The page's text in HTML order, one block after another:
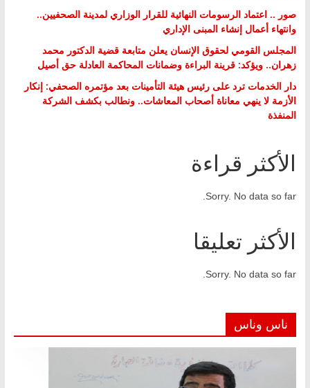
صور .. اعتماد الرسومات النهائية للقرار الوزاري لمدينة الصحفيين..
وانتهاء أعمال إنشاء المبنى الإداري
المجلس القومي لحقوق الإنسان يعلن متابعة قضية الدكتور محمد
زهران.. ويؤكد: قرينة البراءة وضمانات المحاكمة العادلة حق أصيل
دار الخدمات ترد على رئيس هيئة التأمينات بعد مؤتمره الصحفي: إنكار
الأزمة لا ينهي معاناة أصحاب المعاشات.. ونطالب بكشف الشركة
المنفذة
الأكثر قراءة
Sorry. No data so far.
الأكثر تعليقا
Sorry. No data so far.
ناس وناس